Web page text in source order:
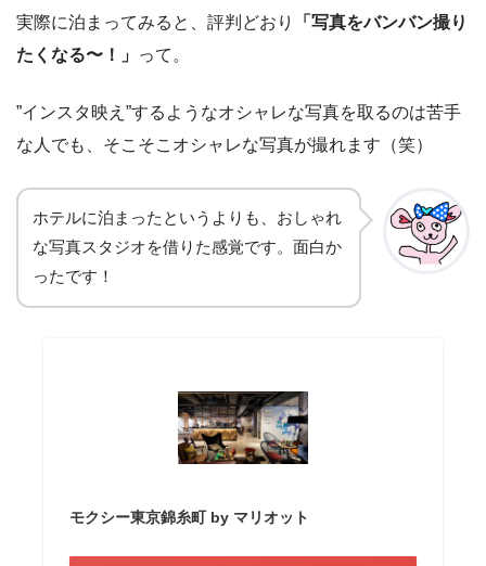
実際に泊まってみると、評判どおり
「写真をバンバン撮り
たくなる〜！」
って。
”インスタ映え”するようなオシャレな写真を取るのは苦手
な人でも、そこそこオシャレな写真が撮れます（笑）
ホテルに泊まったというよりも、おしゃれ
な写真スタジオを借りた感覚です。面白か
ったです！
モクシー東京錦糸町 by マリオット